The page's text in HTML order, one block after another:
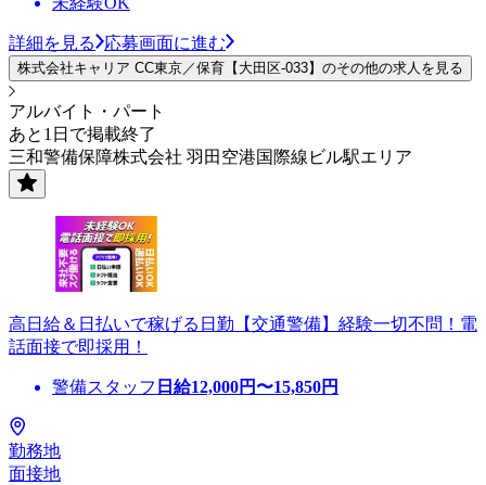
詳細を見る 応募画面に進む
株式会社キャリア CC東京／保育【大田区-033】のその他の求人を見る
アルバイト・パート
あと1日で掲載終了
三和警備保障株式会社 羽田空港国際線ビル駅エリア
高日給＆日払いで稼げる日勤【交通警備】経験一切不問！電
話面接で即採用！
警備スタッフ 日給12,000円〜15,850円
勤務地
面接地